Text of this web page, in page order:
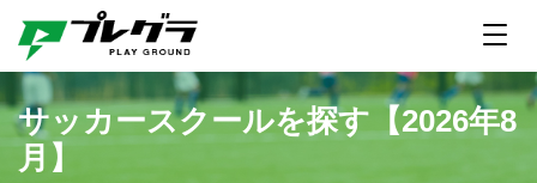
サッカースクールを探す【2026年8
月】